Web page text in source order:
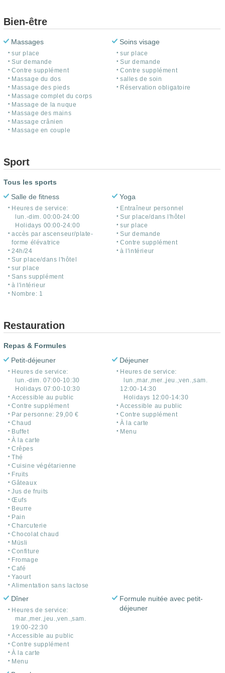
Bien-être
Massages
sur place
Sur demande
Contre supplément
Massage du dos
Massage des pieds
Massage complet du corps
Massage de la nuque
Massage des mains
Massage crânien
Massage en couple
Soins visage
sur place
Sur demande
Contre supplément
salles de soin
Réservation obligatoire
Sport
Tous les sports
Salle de fitness
Heures de service:
lun.-dim. 00:00-24:00
Holidays 00:00-24:00
accès par ascenseur/plate-
forme élévatrice
24h/24
Sur place/dans l'hôtel
sur place
Sans supplément
à l'intérieur
Nombre: 1
Yoga
Entraîneur personnel
Sur place/dans l'hôtel
sur place
Sur demande
Contre supplément
à l'intérieur
Restauration
Repas & Formules
Petit-déjeuner
Heures de service:
lun.-dim. 07:00-10:30
Holidays 07:00-10:30
Accessible au public
Contre supplément
Par personne: 29,00 €
Chaud
Buffet
À la carte
Crêpes
Thé
Cuisine végétarienne
Fruits
Gâteaux
Jus de fruits
Œufs
Beurre
Pain
Charcuterie
Chocolat chaud
Müsli
Confiture
Fromage
Café
Yaourt
Alimentation sans lactose
Déjeuner
Heures de service:
lun.,mar.,mer.,jeu.,ven.,sam.
12:00-14:30
Holidays 12:00-14:30
Accessible au public
Contre supplément
À la carte
Menu
Dîner
Heures de service:
mar.,mer.,jeu.,ven.,sam.
19:00-22:30
Accessible au public
Contre supplément
À la carte
Menu
Formule nuitée avec petit-
déjeuner